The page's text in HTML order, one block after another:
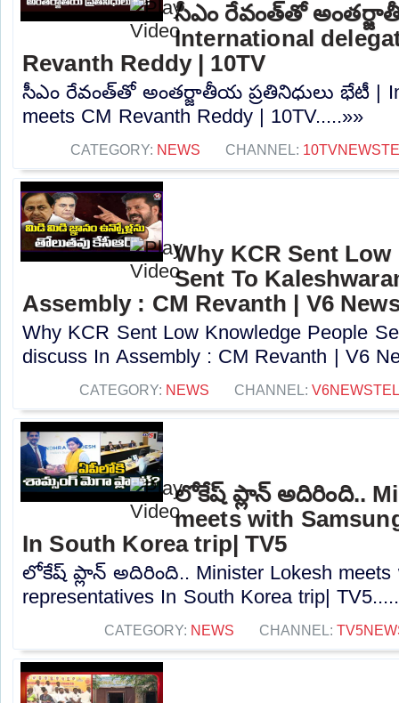
సీఎం రేవంత్‌తో
International
Revanth Reddy | 10TV
సీఎం రేవంత్‌తో అంతర్జాతీయ ప్రతినిధులు భేటీ |
meets CM Revanth Reddy | 10TV.....»»
CATEGORY: NEWS CHANNEL:
Why KCR Sent
Sent To
Assembly : CM Revanth | V6
Why KCR Sent Low Knowledge People
discuss In Assembly : CM Revanth | V6
CATEGORY: NEWS CHANNEL:
లోకేష్ ప్లాన్ అదిరింది..
meets with
In South Korea trip| TV5
లోకేష్ ప్లాన్ అదిరింది.. Minister Lokesh meets
representatives In South Korea trip|
CATEGORY: NEWS CHANNEL: